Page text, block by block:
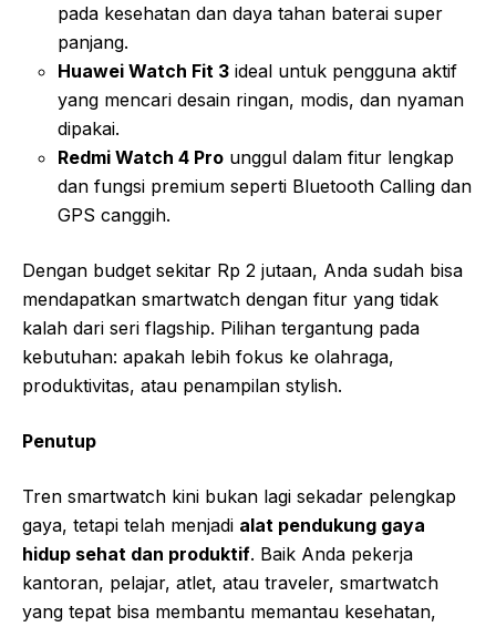
pada kesehatan dan daya tahan baterai super
panjang.
Huawei Watch Fit 3 ideal untuk pengguna aktif
yang mencari desain ringan, modis, dan nyaman
dipakai.
Redmi Watch 4 Pro unggul dalam fitur lengkap
dan fungsi premium seperti Bluetooth Calling dan
GPS canggih.
Dengan budget sekitar Rp 2 jutaan, Anda sudah bisa
mendapatkan smartwatch dengan fitur yang tidak
kalah dari seri flagship. Pilihan tergantung pada
kebutuhan: apakah lebih fokus ke olahraga,
produktivitas, atau penampilan stylish.
Penutup
Tren smartwatch kini bukan lagi sekadar pelengkap
gaya, tetapi telah menjadi alat pendukung gaya
hidup sehat dan produktif. Baik Anda pekerja
kantoran, pelajar, atlet, atau traveler, smartwatch
yang tepat bisa membantu memantau kesehatan,